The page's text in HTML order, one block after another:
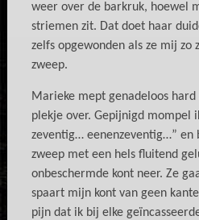
weer over de barkruk, hoewel
striemen zit. Dat doet haar
zelfs opgewonden als ze mij zo
zweep.
Marieke mept genadeloos
plekje over. Gepijnigd mompel
zeventig… eenenzeventig…” en
zweep met een hels fluitend
onbeschermde kont neer. Ze
spaart mijn kont van geen
pijn dat ik bij elke